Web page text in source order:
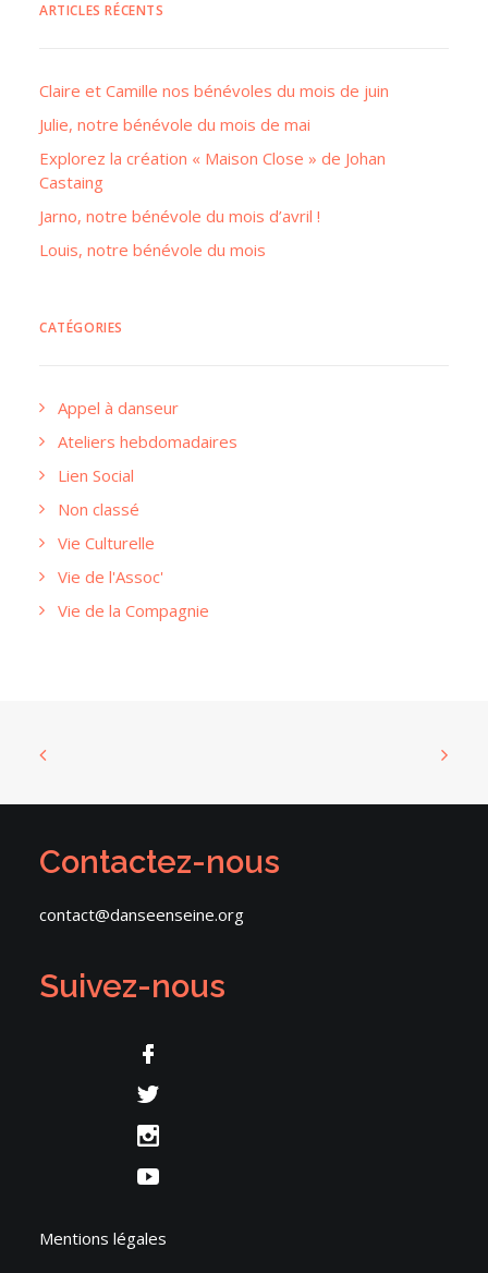
ARTICLES RÉCENTS
Claire et Camille nos bénévoles du mois de juin
Julie, notre bénévole du mois de mai
Explorez la création « Maison Close » de Johan
Castaing
Jarno, notre bénévole du mois d’avril !
Louis, notre bénévole du mois
CATÉGORIES
Appel à danseur
Ateliers hebdomadaires
Lien Social
Non classé
Vie Culturelle
Vie de l'Assoc'
Vie de la Compagnie
Contactez-nous
contact@danseenseine.org
Suivez-nous
Mentions légales